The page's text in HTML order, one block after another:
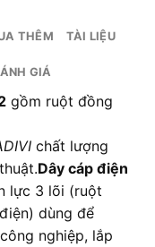
THÊM TÀI LIỆU
GIÁ
gồm ruột đồng
chất lượng
Dây cáp điện
lực 3 lõi (ruột
dùng để
nghiệp, lắp